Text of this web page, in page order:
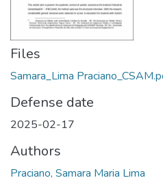
Files
Samara_Lima
Defense date
2025-02-17
Authors
Praciano, Samara Maria Lima